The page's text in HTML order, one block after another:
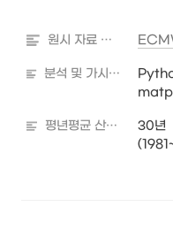
원시 자료 출처
분석 및 가시화 도구
평년평균 산출기간
30년